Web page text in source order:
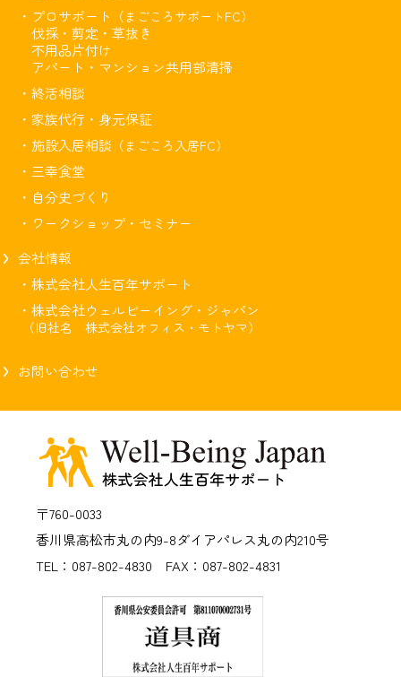
・プロサポート （まごころサポートFC）
伐採・剪定・草抜き
不用品片付け
アパート・マンション共用部清掃
・終活相談
・家族代行・身元保証
・施設入居相談 （まごころ入居FC）
・三幸食堂
・自分史づくり
・ワークショップ・セミナー
会社情報
・株式会社人生百年サポート
・株式会社ウェルビーイング・ジャパン
（旧社名 株式会社オフィス・モトヤマ）
お問い合わせ
〒760-0033
香川県高松市丸の内9-8ダイアパレス丸の内210号
TEL：087-802-4830 FAX：087-802-4831